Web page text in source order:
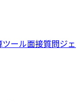
ール面接質問ジェ